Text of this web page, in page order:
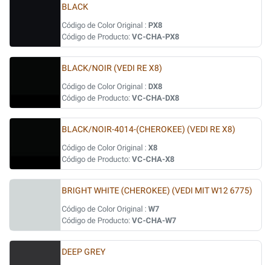
BLACK
Código de Color Original : PX8
Código de Producto: VC-CHA-PX8
BLACK/NOIR (VEDI RE X8)
Código de Color Original : DX8
Código de Producto: VC-CHA-DX8
BLACK/NOIR-4014-(CHEROKEE) (VEDI RE X8)
Código de Color Original : X8
Código de Producto: VC-CHA-X8
BRIGHT WHITE (CHEROKEE) (VEDI MIT W12 6775)
Código de Color Original : W7
Código de Producto: VC-CHA-W7
DEEP GREY